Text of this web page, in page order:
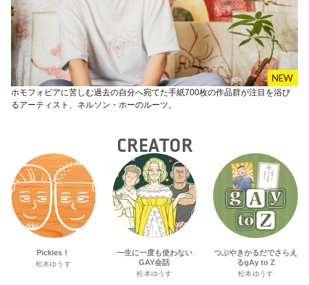
ホモフォビアに苦しむ過去の自分へ宛てた手紙700枚の作品群が注目を浴び
るアーティスト、ネルソン・ホーのルーツ。
CREATOR
Pickles！
松本ゆうす
一生に一度も使わない
GAY会話
松本ゆうす
つぶやきかるだでさらえ
るgAy to Z
松本ゆうす